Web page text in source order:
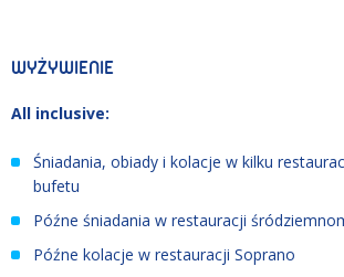
WYŻYWIENIE
All inclusive:
Śniadania, obiady i kolacje w kilku
bufetu
Późne śniadania w restauracji
Późne kolacje w restauracji Soprano